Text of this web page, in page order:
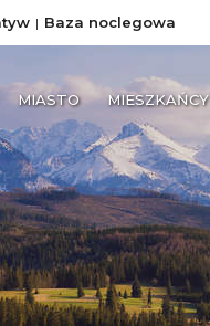
Baza noclegowa
MIASTO MIESZKAŃCY